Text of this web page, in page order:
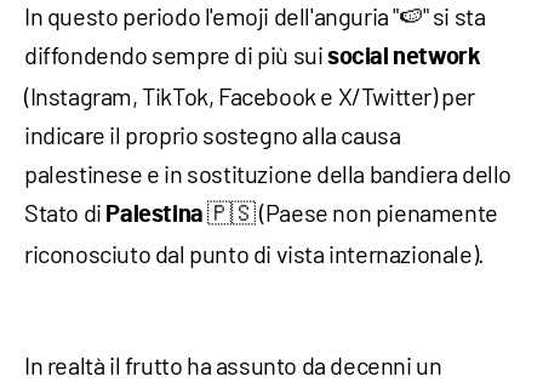
In questo periodo l'emoji dell'anguria "🍉" si sta
diffondendo sempre di più suisocial network
(Instagram, TikTok, Facebook e X/Twitter) per
indicare il proprio sostegno alla causa
palestinese e in sostituzione della bandiera dello
Stato di Palestina 🇵🇸 (Paese non pienamente
riconosciuto dal punto di vista internazionale).
In realtà il frutto ha assunto da decenni un